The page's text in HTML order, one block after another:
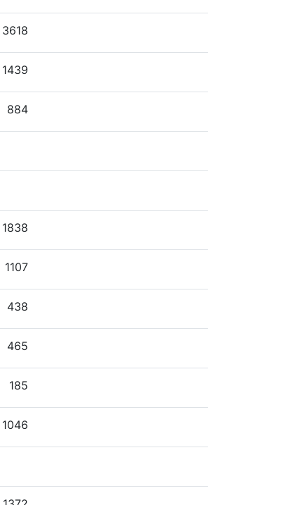
3618
1439
884
1838
1107
438
465
185
1046